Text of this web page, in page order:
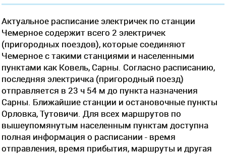
Актуальное расписание электричек по станции
Чемерное содержит всего 2 электричек
(пригородных поездов), которые соединяют
Чемерное с такими станциями и населенными
пунктами как Ковель, Сарны. Согласно расписанию,
последняя электричка (пригородный поезд)
отправляется в 23 ч 54 м до пункта назначения
Сарны. Ближайшие станции и остановочные пункты
Орловка, Тутовичи. Для всех маршрутов по
вышеупомянутым населенным пунктам доступна
полная информация о расписании - время
отправления, время прибытия, маршруты и другая